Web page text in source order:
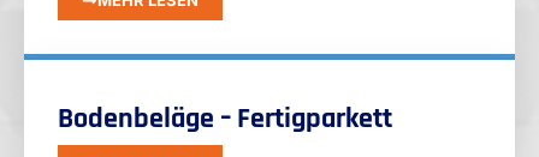
Bodenbeläge – Fertigparkett